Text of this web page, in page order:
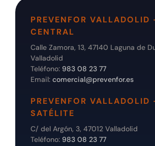
PREVENFOR VALLADOLID
CENTRAL
Calle Zamora, 13, 47140 Laguna de
Valladolid
Teléfono: 983 08 23 77
Email: comercial@prevenfor.es
PREVENFOR VALLADOLID
SATÉLITE
C/ del Argón, 3, 47012 Valladolid
Teléfono: 983 08 23 77